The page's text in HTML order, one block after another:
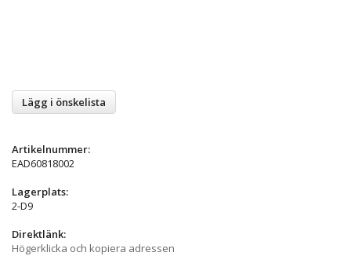
Lägg i önskelista
Artikelnummer:
EAD60818002
Lagerplats:
2-D9
Direktlänk:
Högerklicka och kopiera adressen